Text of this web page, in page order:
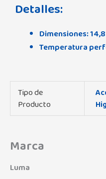
Detalles:
Dimensiones:
Temperatura
Tipo de
Producto
Marca
Luma